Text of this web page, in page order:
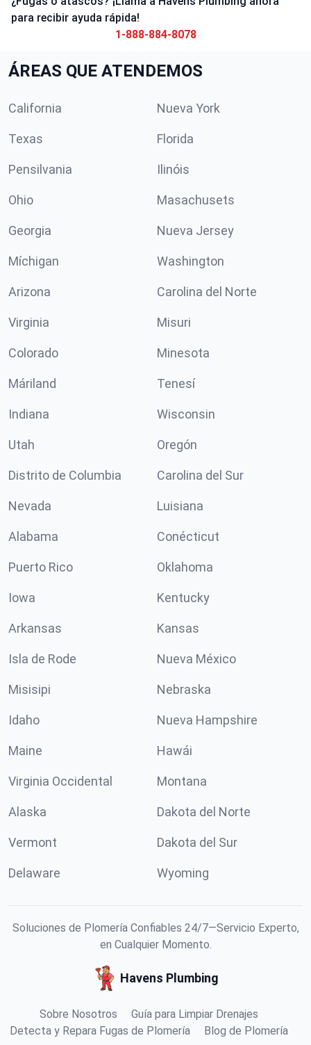
para recibir ayuda rápida!
1-888-884-8078
ÁREAS QUE ATENDEMOS
California Nueva York
Texas Florida
Pensilvania Ilinóis
Ohio Masachusets
Georgia Nueva Jersey
Míchigan Washington
Arizona Carolina del Norte
Virginia Misuri
Colorado Minesota
Máriland Tenesí
Indiana Wisconsin
Utah Oregón
Distrito de Columbia Carolina del Sur
Nevada Luisiana
Alabama Conécticut
Puerto Rico Oklahoma
Iowa Kentucky
Arkansas Kansas
Isla de Rode Nueva México
Misisipi Nebraska
Idaho Nueva Hampshire
Maine Hawái
Virginia Occidental Montana
Alaska Dakota del Norte
Vermont Dakota del Sur
Delaware Wyoming
Soluciones de Plomería Confiables 24/7—Servicio Experto,
en Cualquier Momento.
Havens Plumbing
Sobre Nosotros
Guía para Limpiar Drenajes
Detecta y Repara Fugas de Plomería
Blog de Plomería